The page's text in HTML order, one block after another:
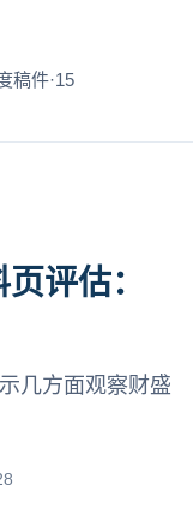
稿件·15
评估：
几方面观察财盛